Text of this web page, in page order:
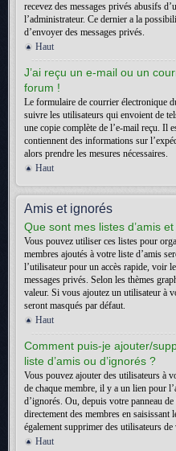
recevez des messages privés abusifs
l’administrateur. Ce dernier a la
d’envoyer des messages privés.
Haut
J’ai reçu un e-mail ou un
forum !
Le formulaire de courrier électronique
suivre les utilisateurs qui envoient de
une copie complète de l’e-mail reçu. Il
contiennent des informations sur
alors prendre les mesures nécessaires.
Haut
Amis et ignorés
Que sont mes listes d’amis et
Vous pouvez utiliser ces listes pour
membres ajoutés à votre liste d’amis
l’utilisateur pour un accès rapide, voir
messages privés. Selon les thèmes
valeur. Si vous ajoutez un utilisateur à
seront masqués par défaut.
Haut
Comment puis-je ajouter/
liste d’amis ou d’ignorés ?
Vous pouvez ajouter des utilisateurs à
de chaque membre, il y a un lien pour
d’ignorés. Ou, depuis votre panneau
directement des membres en saisissant
également supprimer des utilisateurs
Haut